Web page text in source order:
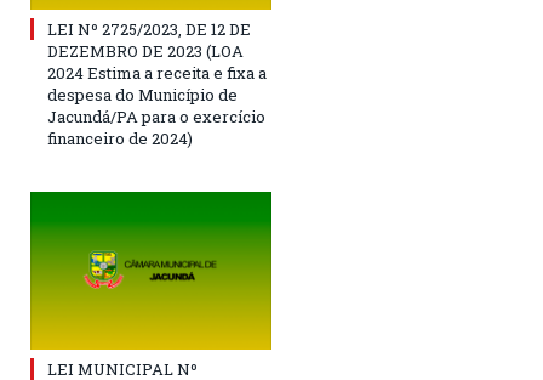
LEI Nº 2725/2023, DE 12 DE
DEZEMBRO DE 2023 (LOA
2024 Estima a receita e fixa a
despesa do Município de
Jacundá/PA para o exercício
financeiro de 2024)
LEI MUNICIPAL Nº